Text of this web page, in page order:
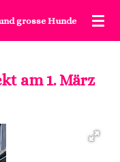
grosse Hunde
am 1. März